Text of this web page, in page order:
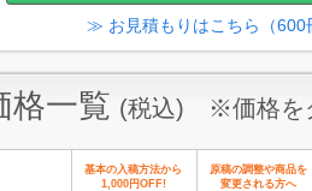
≫ お見積もりはこちら（600
格一覧 (税込) ※価格を
基本の入稿方法から
1,000円OFF!
原稿の調整や商品を
変更される方へ